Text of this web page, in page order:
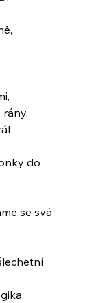
do
se svá